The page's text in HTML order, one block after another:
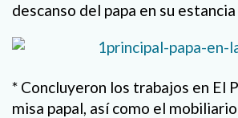
descanso del papa en su
* Concluyeron los trabajos en El
misa papal, así como el